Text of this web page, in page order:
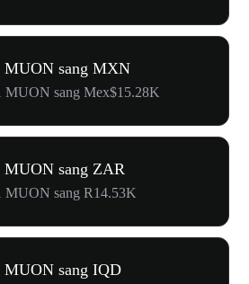
MUON sang MXN
MUON sang Mex$15.28K
MUON sang ZAR
MUON sang R14.53K
MUON sang IQD